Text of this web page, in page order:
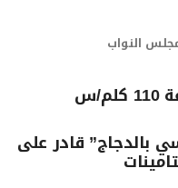
النواب
س
قادر على